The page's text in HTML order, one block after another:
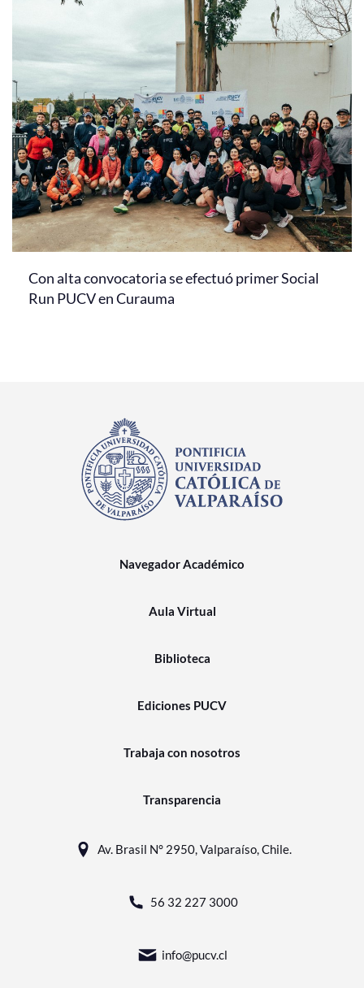
Con alta convocatoria se efectuó primer Social
Run PUCV en Curauma
Navegador Académico
Aula Virtual
Biblioteca
Ediciones PUCV
Trabaja con nosotros
Transparencia
Av. Brasil N° 2950, Valparaíso, Chile.
56 32 227 3000
info@pucv.cl